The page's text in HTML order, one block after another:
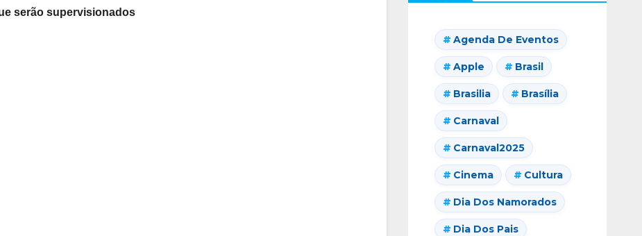
serão supervisionados
Agenda De Eventos
Apple Brasil
Brasilia Brasília
Carnaval
Carnaval2025
Cinema Cultura
Dia Dos Namorados
Dia Dos Pais